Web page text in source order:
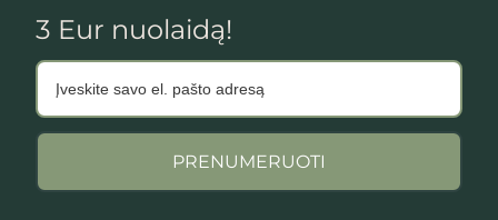
3 Eur nuolaidą!
PRENUMERUOTI